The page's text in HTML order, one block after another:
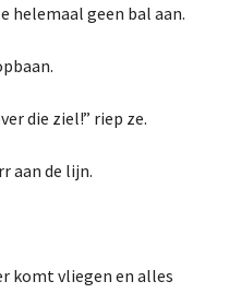
helemaal geen bal aan.
die ziel!” riep ze.
aan de lijn.
komt vliegen en alles